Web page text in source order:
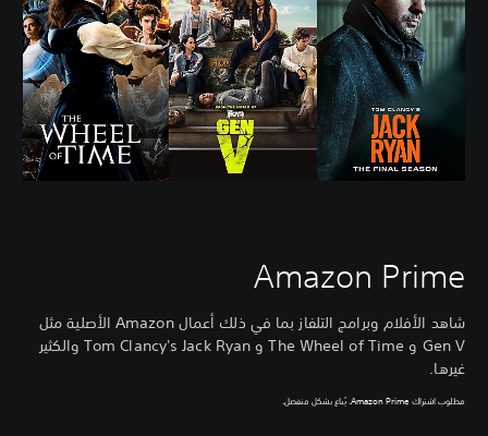
Amazon Prime
شاهد الأفلام وبرامج التلفاز بما في ذلك أعمال Amazon الأصلية مثل
Gen V و The Wheel of Time و Tom Clancy's Jack Ryan والكثير
غيرها.
مطلوب اشتراك Amazon Prime. يُباع بشكل منفصل.